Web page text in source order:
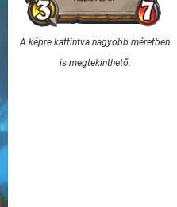
A képre kattintva nagyobb méretben
is megtekinthető.